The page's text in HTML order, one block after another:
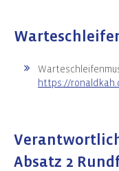
https://
Absatz 2